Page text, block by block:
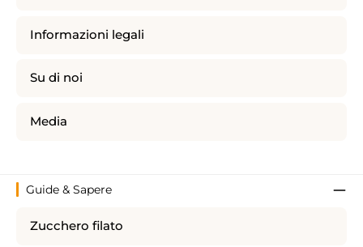
Informazioni legali
Su di noi
Media
Guide & Sapere
Zucchero filato